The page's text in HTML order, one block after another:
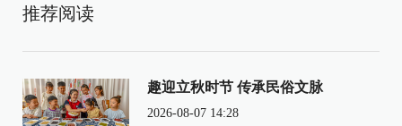
推荐阅读
趣迎立秋时节 传承民俗文脉
2026-08-07 14:28